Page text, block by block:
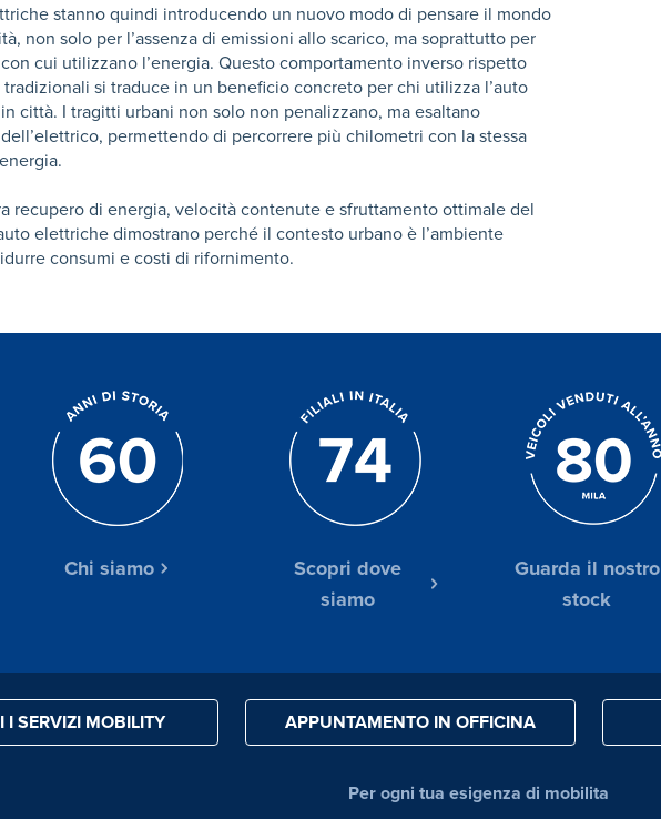
stanno quindi introducendo un nuovo modo di pensare il mondo
non solo per l’assenza di emissioni allo scarico, ma soprattutto per
cui utilizzano l’energia. Questo comportamento inverso rispetto
si traduce in un beneficio concreto per chi utilizza l’auto
città. I tragitti urbani non solo non penalizzano, ma esaltano
permettendo di percorrere più chilometri con la stessa
recupero di energia, velocità contenute e sfruttamento ottimale del
elettriche dimostrano perché il contesto urbano è l’ambiente
consumi e costi di rifornimento.
Chi siamo
Scopri dove
siamo
Guarda il nostro
stock
I SERVIZI MOBILITY APPUNTAMENTO IN OFFICINA
Per ogni tua esigenza di mobilita